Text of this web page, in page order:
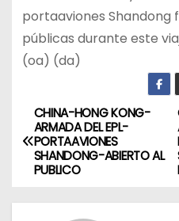
portaaviones Shandong
públicas durante este
(oa) (da)
N
a
CHINA-HONG KONG-
ARMADA DEL EPL-
PORTAAVIONES
SHANDONG-ABIERTO AL
PUBLICO